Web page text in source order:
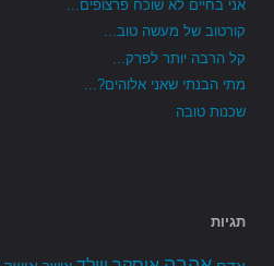
אני בחיים לא שוכח פרצופים...
קורטוב של מעשה טוב...
קל הרבה יותר לפרק...
מתי הבנתי שאני אלוהים?...
שכנות טובה
תגיות